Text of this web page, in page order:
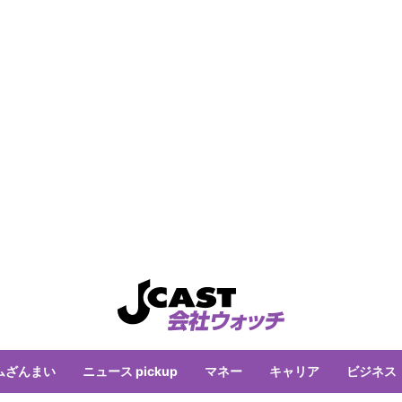
ざんまい ニュース pickup マネー キャリア ビジネス